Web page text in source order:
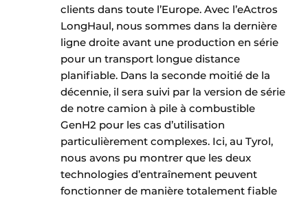
clients dans toute l’Europe. Avec l’eActros
LongHaul, nous sommes dans la dernière
ligne droite avant une production en série
pour un transport longue distance
planifiable. Dans la seconde moitié de la
décennie, il sera suivi par la version de série
de notre camion à pile à combustible
GenH2 pour les cas d’utilisation
particulièrement complexes. Ici, au Tyrol,
nous avons pu montrer que les deux
technologies d’entraînement peuvent
fonctionner de manière totalement fiable